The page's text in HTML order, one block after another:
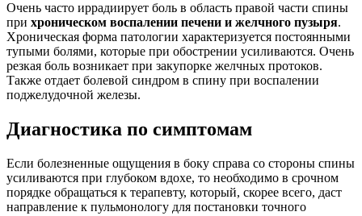
Очень часто иррадиирует боль в область правой части спины
при хроническом воспалении печени и желчного пузыря.
Хроническая форма патологии характеризуется постоянными
тупыми болями, которые при обострении усиливаются. Очень
резкая боль возникает при закупорке желчных протоков.
Также отдает болевой синдром в спину при воспалении
поджелудочной железы.
Диагностика по симптомам
Если болезненные ощущения в боку справа со стороны спины
усиливаются при глубоком вдохе, то необходимо в срочном
порядке обращаться к терапевту, который, скорее всего, даст
направление к пульмонологу для постановки точного